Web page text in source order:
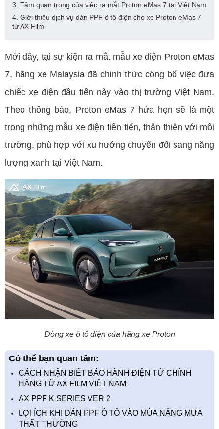
3. Tầm quan trọng của việc ra mắt Proton eMas 7 tại Việt Nam
4. Giới thiệu dịch vụ dán PPF ô tô điện cho xe Proton eMas 7
từ AX Film
Mới đây, tại sự kiện ra mắt mẫu xe điện Proton eMas
7, hãng xe Malaysia đã chính thức công bố việc đưa
chiếc xe điện đầu tiên này vào thị trường Việt Nam.
Theo thông báo, Proton eMas 7 hứa hẹn sẽ là một
trong những mẫu xe điện tiên tiến, thân thiện với môi
trường, phù hợp với xu hướng chuyển đổi sang năng
lượng xanh tại Việt Nam.
Dòng xe ô tô điện của hãng xe Proton
Có thể bạn quan tâm:
CÁCH NHẬN BIẾT BẢO HÀNH ĐIỆN TỬ CHÍNH
HÃNG TỪ AX FILM VIỆT NAM
AX PPF K SERIES VER 2
LỢI ÍCH KHI DÁN PPF Ô TÔ VÀO MÙA NẮNG MƯA
THẤT THƯỜNG